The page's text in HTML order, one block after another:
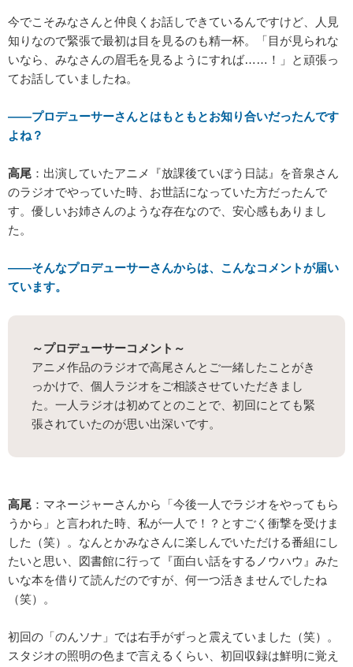
今でこそみなさんと仲良くお話しできているんですけど、人見
知りなので緊張で最初は目を見るのも精一杯。「目が見られな
いなら、みなさんの眉毛を見るようにすれば……！」と頑張っ
てお話していましたね。
――プロデューサーさんとはもともとお知り合いだったんです
よね？
高尾 ：出演していたアニメ『放課後ていぼう日誌』を音泉さん
のラジオでやっていた時、お世話になっていた方だったんで
す。優しいお姉さんのような存在なので、安心感もありまし
た。
――そんなプロデューサーさんからは、こんなコメントが届い
ています。
～プロデューサーコメント～
アニメ作品のラジオで高尾さんとご一緒したことがき
っかけで、個人ラジオをご相談させていただきまし
た。一人ラジオは初めてとのことで、初回にとても緊
張されていたのが思い出深いです。
高尾 ：マネージャーさんから「今後一人でラジオをやってもら
うから」と言われた時、私が一人で！？とすごく衝撃を受けま
した（笑）。なんとかみなさんに楽しんでいただける番組にし
たいと思い、図書館に行って『面白い話をするノウハウ』みた
いな本を借りて読んだのですが、何一つ活きませんでしたね
（笑）。
初回の「のんソナ」では右手がずっと震えていました（笑）。
スタジオの照明の色まで言えるくらい、初回収録は鮮明に覚え